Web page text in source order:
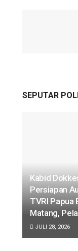
SEPUTAR
Kabid
Persiapan
TVRI Papua
Matang,
JULI 28, 2026